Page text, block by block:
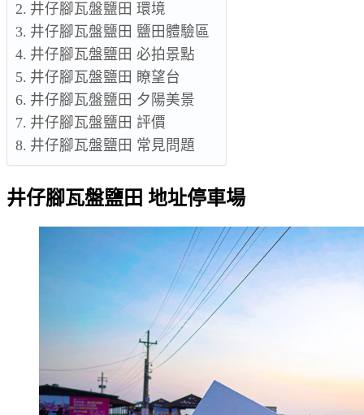
井仔腳瓦盤鹽田 環境
井仔腳瓦盤鹽田 鹽田體驗區
井仔腳瓦盤鹽田 必拍景點
井仔腳瓦盤鹽田 瞭望台
井仔腳瓦盤鹽田 夕陽美景
井仔腳瓦盤鹽田 評價
井仔腳瓦盤鹽田 常見問題
井仔腳瓦盤鹽田 地址停車場